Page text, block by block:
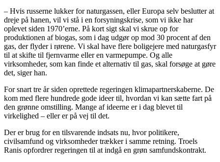
– Hvis russerne lukker for naturgassen, eller Europa selv beslutter at
dreje på hanen, vil vi stå i en forsyningskrise, som vi ikke har
oplevet siden 1970’erne. På kort sigt skal vi skrue op for
produktionen af biogas, som i dag udgør op mod 30 procent af den
gas, der flyder i rørene. Vi skal have flere boligejere med naturgasfyr
til at skifte til fjernvarme eller en varmepumpe. Og alle
virksomheder, som kan finde et alternativ til gas, skal forsøge at gøre
det, siger han.
For snart tre år siden oprettede regeringen klimapartnerskaberne. De
kom med flere hundrede gode ideer til, hvordan vi kan sætte fart på
den grønne omstilling. Mange af ideerne er i dag blevet til
virkelighed – eller er på vej til det.
Der er brug for en tilsvarende indsats nu, hvor politikere,
civilsamfund og virksomheder trækker i samme retning. Troels
Ranis opfordrer regeringen til at indgå en grøn samfundskontrakt.